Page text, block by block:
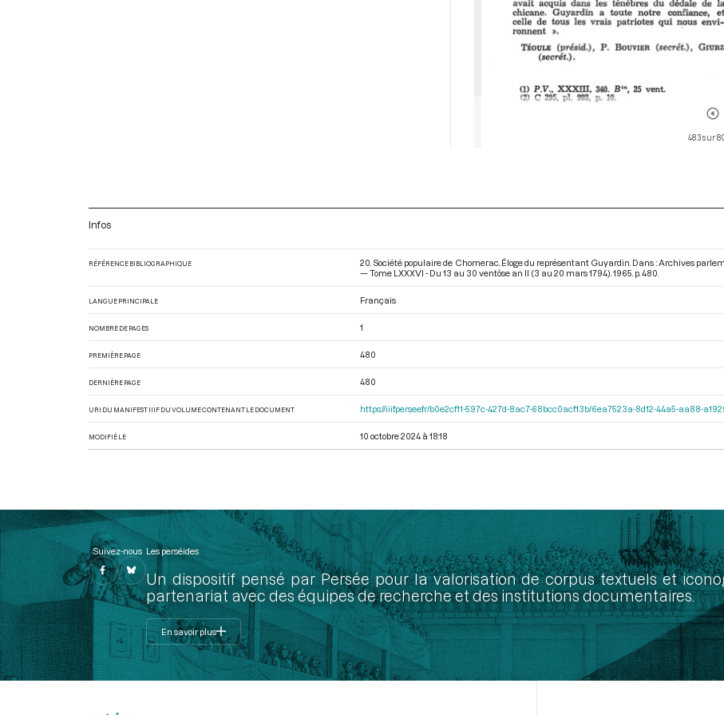
483 sur
Infos
RÉFÉRENCE BIBLIOGRAPHIQUE
20. Société populaire de Chomerac. Éloge du représentant Guyardin. Dans : Archives
— Tome LXXXVI - Du 13 au 30 ventôse an II (3 au 20 mars 1794) . 1965. p. 480.
LANGUE PRINCIPALE Français
NOMBRE DE PAGES 1
PREMIÈRE PAGE 480
DERNIÈRE PAGE 480
URI DU MANIFEST IIIF DU VOLUME CONTENANT LE DOCUMENT https://iiif.persee.fr/b0e2cf11-597c-427d-8ac7-68bcc0acf13b/6ea7523a-8d12-44a5-aa88-
MODIFIÉ LE 10 octobre 2024 à 18:18
Suivez-nous Les perséides
Un dispositif pensé par Persée pour la valorisation de corpus textuels et
partenariat avec des équipes de recherche et des institutions documentaires.
En savoir plus